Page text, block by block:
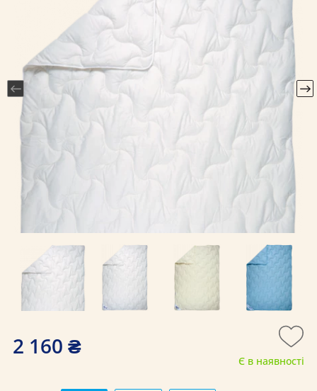
2 160 ₴
Є в наявності